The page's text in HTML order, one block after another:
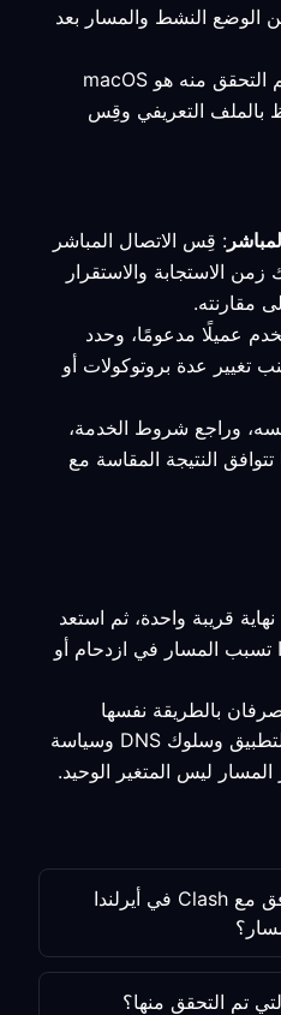
الوضع النشط والمسار بعد
: الحد الأدنى الذي تم التحقق منه هو macOS
بالملف التعريفي وقِس
: قِس الاتصال المباشر
الاستجابة والاستقرار
مقارنته.
عميلًا مدعومًا، وحدد
تغيير عدة بروتوكولات أو
وراجع شروط الخدمة،
النتيجة المقاسة مع
قريبة واحدة، ثم استعد
تسبب المسار في ازدحام أو
بالطريقة نفسها
تحقق من الحساب وجلسة التطبيق وسلوك DNS وسياسة
ليس المتغير الوحيد.
هل سيؤدي مسار متوافق مع Clash في أيرلندا
تم التحقق منها؟